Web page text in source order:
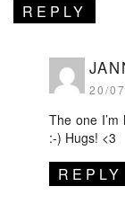
REPLY
20/
The one
:-) Hugs! <3
REPLY